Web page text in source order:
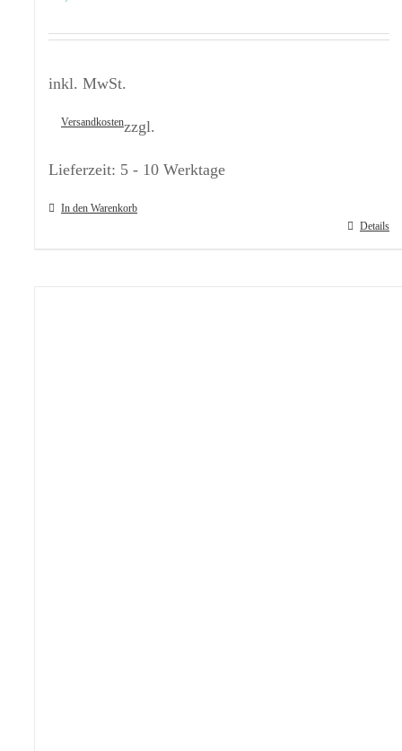
inkl. MwSt.
zzgl.
Versandkosten
Lieferzeit: 5 - 10 Werktage
In den Warenkorb
Details